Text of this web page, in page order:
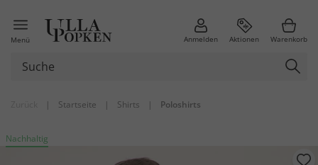
Menü Anmelden Aktionen Warenkorb
| Startseite | Shirts | Poloshirts
Nachhaltig